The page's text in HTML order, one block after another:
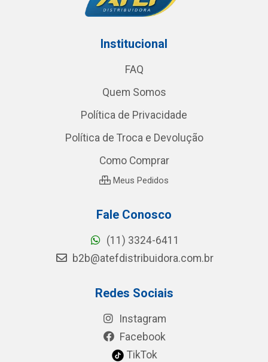
Institucional
FAQ
Quem Somos
Política de Privacidade
Política de Troca e Devolução
Como Comprar
Meus Pedidos
Fale Conosco
(11) 3324-6411
b2b@atefdistribuidora.com.br
Redes Sociais
Instagram
Facebook
TikTok